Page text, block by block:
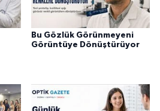
Bu Gözlük Görünmeyeni
Görüntüye Dönüştürüyor